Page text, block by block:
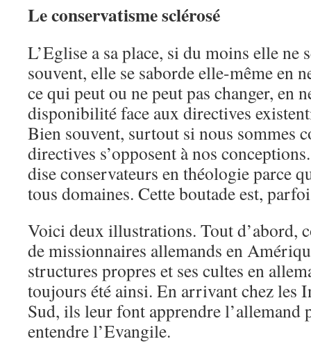
Le conservatisme sclérosé
L’Eglise a sa place, si du moins elle ne
souvent, elle se saborde elle-même en
ce qui peut ou ne peut pas changer, en
disponibilité face aux directives
Bien souvent, surtout si nous sommes
directives s’opposent à nos
dise conservateurs en théologie parce
tous domaines. Cette boutade est,
Voici deux illustrations. Tout d’abord,
de missionnaires allemands en
structures propres et ses cultes en
toujours été ainsi. En arrivant chez les
Sud, ils leur font apprendre l’allemand
entendre l’Evangile.